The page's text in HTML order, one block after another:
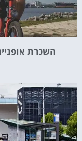
השכרת